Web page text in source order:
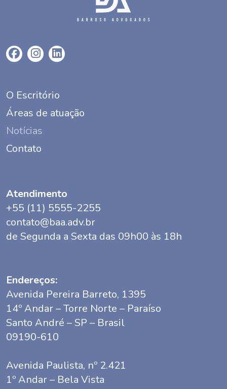
O Escritório
Áreas de atuação
Notícias
Contato
Atendimento
+55 (11) 5555-2255
contato@baa.adv.br
de Segunda a Sexta das 09h00 às 18h
Endereços:
Avenida Pereira Barreto, 1395
14º Andar – Torre Norte – Paraíso
Santo André – SP – Brasil
09190-610
Avenida Paulista, nº 2.421
1º Andar – Bela Vista